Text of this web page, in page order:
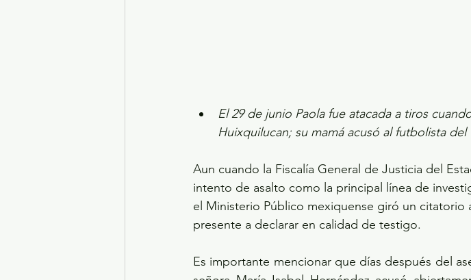
El 29 de junio Paola fue atacada a tiros
Huixquilucan; su mamá acusó al futbolista
Aun cuando la Fiscalía General de Justicia del
intento de asalto como la principal línea de
el Ministerio Público mexiquense giró un citatorio
presente a declarar en calidad de testigo.
Es importante mencionar que días después del